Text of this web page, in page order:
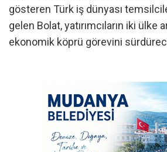
gösteren Türk iş dünyası
gelen Bolat, yatırımcıların iki ülke
ekonomik köprü görevini